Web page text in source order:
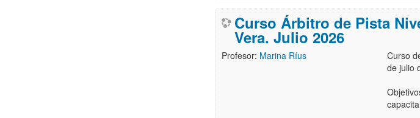
Curso Árbitro de Pista
Vera. Julio 2026
Curso
de julio
Profesor: Marina Ríus